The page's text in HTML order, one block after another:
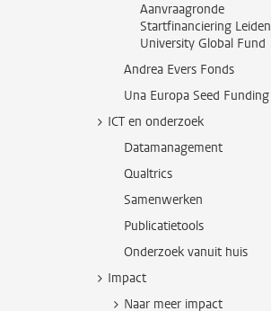
Aanvraagronde
Startfinanciering Leiden
University Global Fund
Andrea Evers Fonds
Una Europa Seed Funding
ICT en onderzoek
Datamanagement
Qualtrics
Samenwerken
Publicatietools
Onderzoek vanuit huis
Impact
Naar meer impact